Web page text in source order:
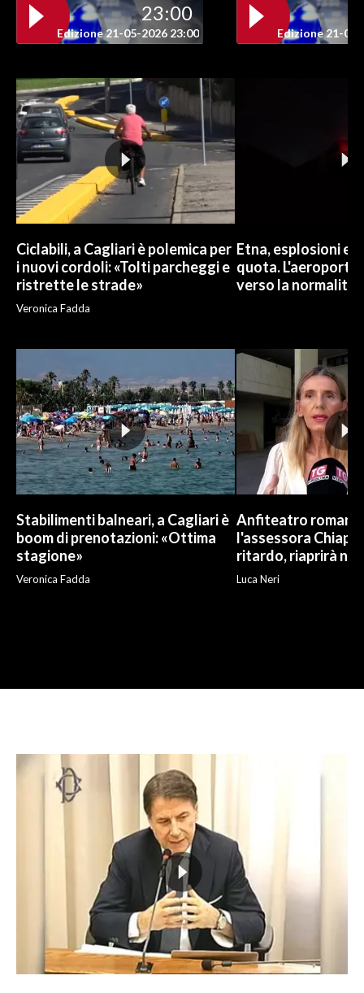
23:00
Edizione 21-05-2026 23:00 Edizione 21-05-
Ciclabili, a Cagliari è polemica per
i nuovi cordoli: «Tolti parcheggi e
ristrette le strade»
Veronica Fadda
Etna, esplosioni e
quota. L'aeroporto
verso la normalità
Stabilimenti balneari, a Cagliari è
boom di prenotazioni: «Ottima
stagione»
Veronica Fadda
Anfiteatro romano
l'assessora
ritardo, riaprirà nel
Luca Neri